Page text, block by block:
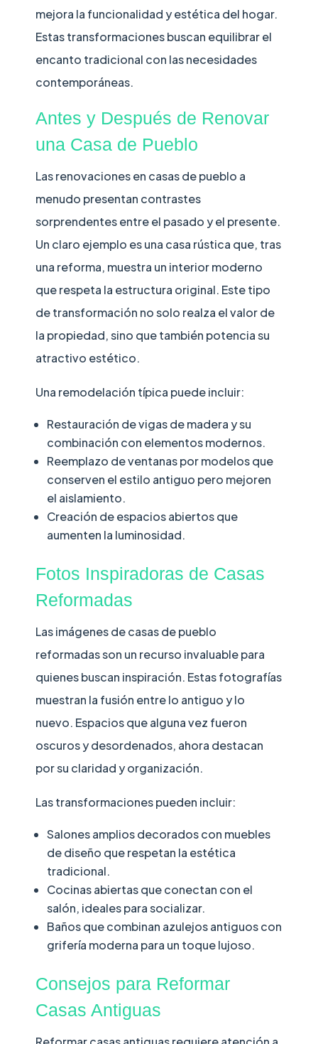
mejora la funcionalidad y estética del hogar.
Estas transformaciones buscan equilibrar el
encanto tradicional con las necesidades
contemporáneas.
Antes y Después de Renovar
una Casa de Pueblo
Las renovaciones en casas de pueblo a
menudo presentan contrastes
sorprendentes entre el pasado y el presente.
Un claro ejemplo es una casa rústica que, tras
una reforma, muestra un interior moderno
que respeta la estructura original. Este tipo
de transformación no solo realza el valor de
la propiedad, sino que también potencia su
atractivo estético.
Una remodelación típica puede incluir:
Restauración de vigas de madera y su
combinación con elementos modernos.
Reemplazo de ventanas por modelos que
conserven el estilo antiguo pero mejoren
el aislamiento.
Creación de espacios abiertos que
aumenten la luminosidad.
Fotos Inspiradoras de Casas
Reformadas
Las imágenes de casas de pueblo
reformadas son un recurso invaluable para
quienes buscan inspiración. Estas fotografías
muestran la fusión entre lo antiguo y lo
nuevo. Espacios que alguna vez fueron
oscuros y desordenados, ahora destacan
por su claridad y organización.
Las transformaciones pueden incluir:
Salones amplios decorados con muebles
de diseño que respetan la estética
tradicional.
Cocinas abiertas que conectan con el
salón, ideales para socializar.
Baños que combinan azulejos antiguos con
grifería moderna para un toque lujoso.
Consejos para Reformar
Casas Antiguas